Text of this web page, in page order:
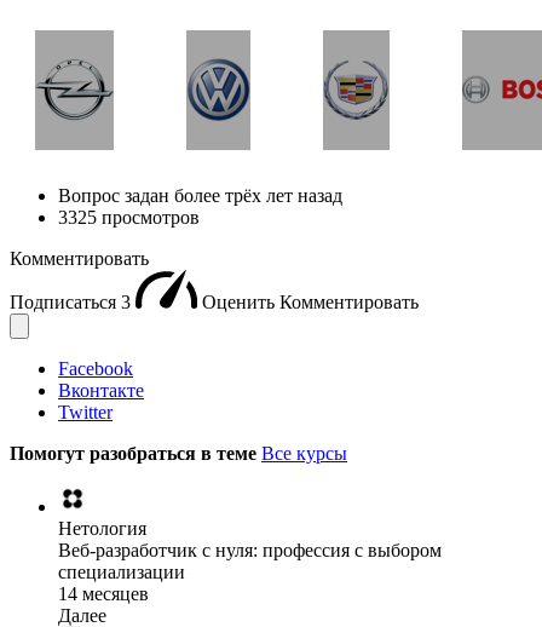
Вопрос задан более трёх лет назад
3325 просмотров
Комментировать
Подписаться 3 Оценить Комментировать
Facebook
Вконтакте
Twitter
Помогут разобраться в теме Все курсы
Нетология
Веб-разработчик с нуля: профессия с выбором
специализации
14 месяцев
Далее